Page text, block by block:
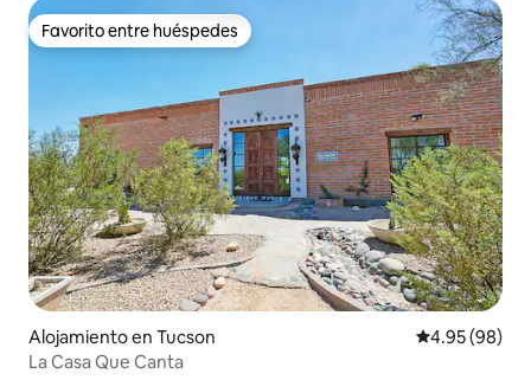
Favorito entre huéspedes
Favorito entre huéspedes
Alojamiento en Tucson Calificación
4.95 (98)
La Casa Que Canta